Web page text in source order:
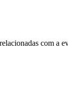
com a